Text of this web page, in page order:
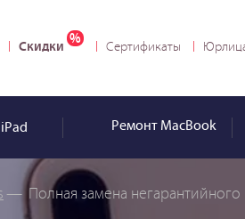
Скидки Сертификаты
Ремонт MacBook
— Полная замена негарантийного